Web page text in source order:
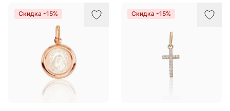
Скидка -15% Скидка -15%